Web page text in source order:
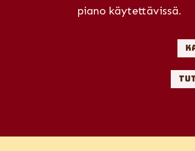
piano käytettävissä.